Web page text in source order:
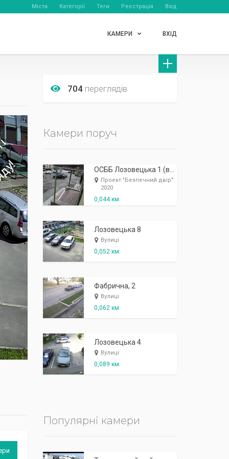
Міста Категорії Теги Реєстрація Вхід
КАМЕРИ ВХІД
704переглядів
Камери поруч
Проект "Безпечний двір"
2020
0,044 км.
Лозовецька 8
Вулиці
0,052 км.
Фабрична, 2
Вулиці
0,062 км.
Лозовецька 4
Вулиці
0,089 км.
Популярні камери